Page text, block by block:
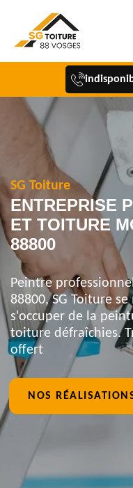
SG Toiture
ENTREPRISE
ET TOITURE
88800
Peintre
88800, SG Toiture
s'occuper de la
toiture défraîchies.
offert
NOS